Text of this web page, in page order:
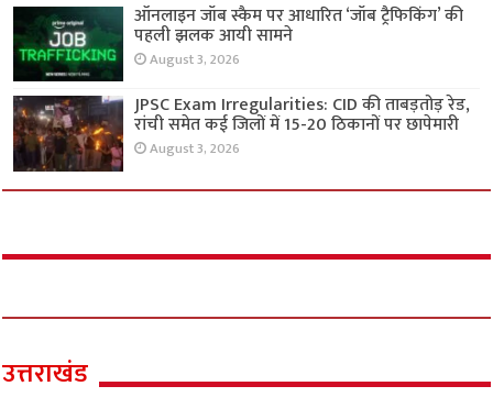
ऑनलाइन जॉब स्कैम पर आधारित ‘जॉब ट्रैफिकिंग’ की
पहली झलक आयी सामने
August 3, 2026
JPSC Exam Irregularities: CID की ताबड़तोड़ रेड,
रांची समेत कई जिलों में 15-20 ठिकानों पर छापेमारी
August 3, 2026
उत्तराखंड